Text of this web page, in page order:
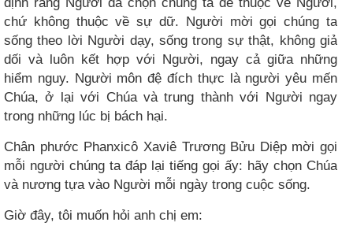
chứ không thuộc về sự dữ. Người mời gọi chúng ta
sống theo lời Người dạy, sống trong sự thật, không giả
dối và luôn kết hợp với Người, ngay cả giữa những
hiểm nguy. Người môn đệ đích thực là người yêu mến
Chúa, ở lại với Chúa và trung thành với Người ngay
trong những lúc bị bách hại.
Chân phước Phanxicô Xaviê Trương Bửu Diệp mời gọi
mỗi người chúng ta đáp lại tiếng gọi ấy: hãy chọn Chúa
và nương tựa vào Người mỗi ngày trong cuộc sống.
Giờ đây, tôi muốn hỏi anh chị em: